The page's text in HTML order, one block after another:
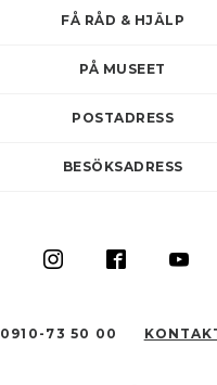
FÅ RÅD & HJÄLP
PÅ MUSEET
POSTADRESS
BESÖKSADRESS
0910-73 50 00